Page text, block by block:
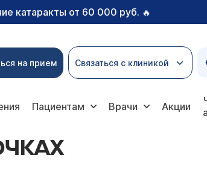
катаракты от 60 000 руб. 🔥
на прием Связаться с клиникой
Пациентам Врачи Акции